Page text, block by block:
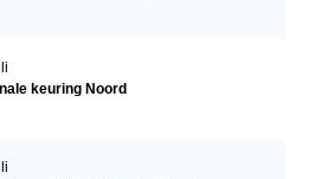
keuring Noord